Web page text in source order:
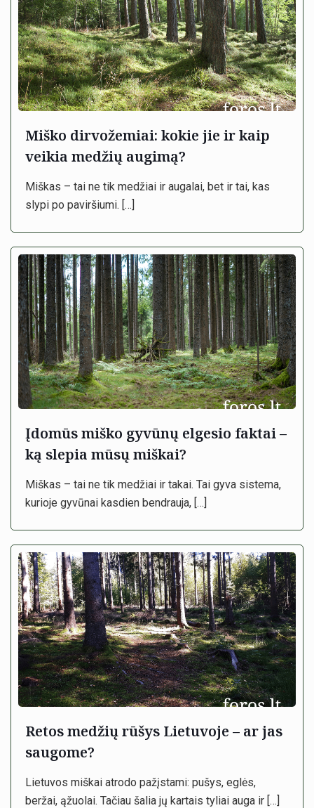
Miško dirvožemiai: kokie jie ir kaip
veikia medžių augimą?
Miškas – tai ne tik medžiai ir augalai, bet ir tai, kas
slypi po paviršiumi. […]
Įdomūs miško gyvūnų elgesio faktai –
ką slepia mūsų miškai?
Miškas – tai ne tik medžiai ir takai. Tai gyva sistema,
kurioje gyvūnai kasdien bendrauja, […]
Retos medžių rūšys Lietuvoje – ar jas
saugome?
Lietuvos miškai atrodo pažįstami: pušys, eglės,
beržai, ąžuolai. Tačiau šalia jų kartais tyliai auga ir […]